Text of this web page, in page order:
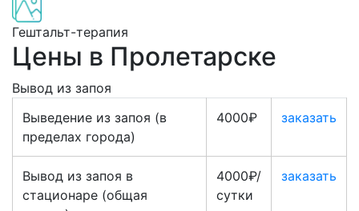
Гештальт-терапия
Цены в Пролетарске
Вывод из запоя
Выведение из запоя (в
пределах города)
4000₽ заказать
Вывод из запоя в
стационаре (общая
4000₽/
сутки
заказать